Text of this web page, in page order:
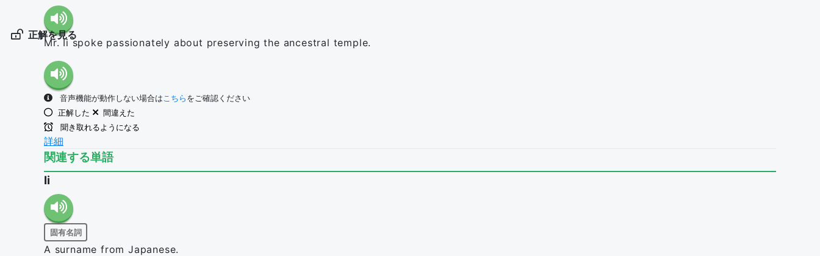
正解を見る
Mr. Ii spoke passionately about preserving the ancestral temple.
音声機能が動作しない場合はこちら をご確認ください
正解した
間違えた
聞き取れるようになる
詳細
関連する単語
Ii
固有名詞
A surname from Japanese.